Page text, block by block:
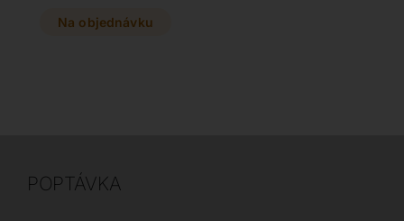
oceli. Vyberte si z
nádech exkluzivity.
Na objednávku
POPTÁVKA